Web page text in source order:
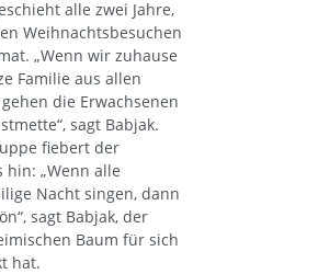
alle zwei Jahre,
Weihnachtsbesuchen
„Wenn wir zuhause
Familie aus allen
die Erwachsenen
sagt Babjak.
fiebert der
„Wenn alle
Nacht singen, dann
sagt Babjak, der
Baum für sich
hat.